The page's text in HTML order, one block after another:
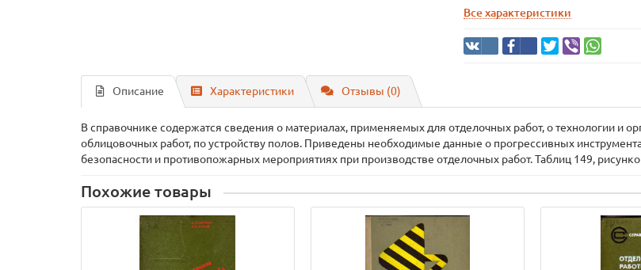
Все характеристики
Описание Характеристики Отзывы (0)
В справочнике содержатся сведения о материалах, применяемых для отделочных работ, о технологии и
облицовочных работ, по устройству полов. Приведены необходимые данные о прогрессивных
безопасности и противопожарных мероприятиях при производстве отделочных работ. Таблиц 149,
Похожие товары